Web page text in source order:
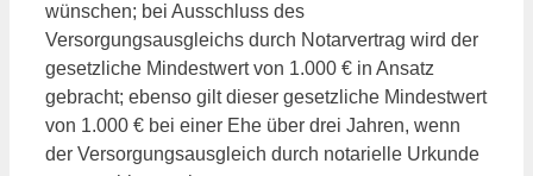
wünschen; bei Ausschluss des
Versorgungsausgleichs durch Notarvertrag wird der
gesetzliche Mindestwert von 1.000 € in Ansatz
gebracht; ebenso gilt dieser gesetzliche Mindestwert
von 1.000 € bei einer Ehe über drei Jahren, wenn
der Versorgungsausgleich durch notarielle Urkunde